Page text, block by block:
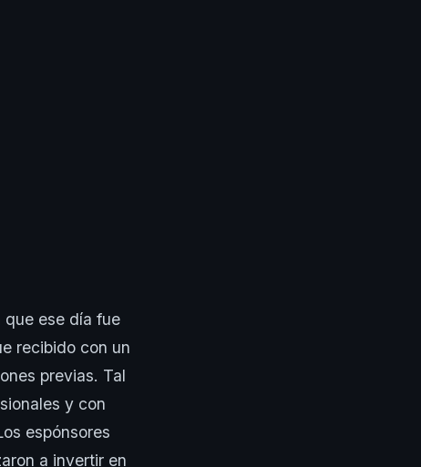
que ese día fue
recibido con un
previas. Tal
y con
espónsores
a invertir en